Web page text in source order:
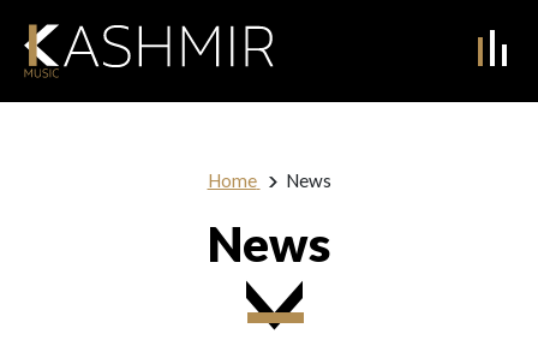
Home News
News